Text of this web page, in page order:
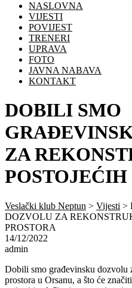
NASLOVNA
VIJESTI
POVIJEST
TRENERI
UPRAVA
FOTO
JAVNA NABAVA
KONTAKT
DOBILI SMO
ZA
Veslački klub Neptun > Vijesti >
DOZVOLU ZA
PROSTORA
14/12/2022
admin
Dobili smo građevinsku dozvolu
prostora u Orsanu, a što će